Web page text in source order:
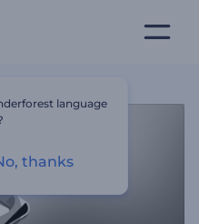
language
thanks